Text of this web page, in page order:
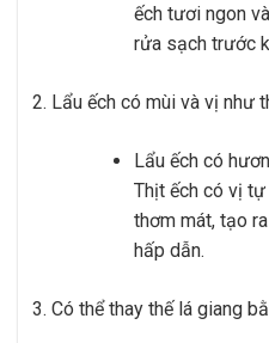
ếch tươi ngon
rửa sạch trước
Lẩu ếch có mùi và vị như
Lẩu ếch có
Thịt ếch có vị
thơm mát, tạo
hấp dẫn.
Có thể thay thế lá giang